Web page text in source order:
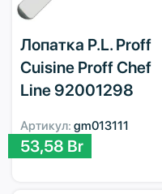
Лопатка P.L. Proff
Cuisine Proff Chef
Line 92001298
Артикул: gm013111
53,58 Br